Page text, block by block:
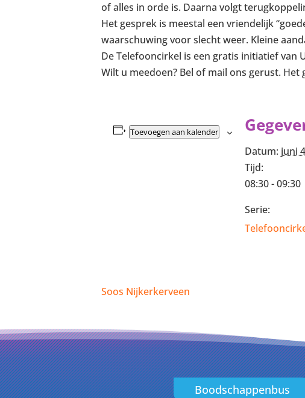
of alles in orde is. Daarna volgt
Het gesprek is meestal een vriendelijk
waarschuwing voor slecht weer. Kleine
De Telefooncirkel is een gratis initiatief van
Wilt u meedoen? Bel of mail ons gerust.
Toevoegen aan kalender
Datum: juni 4
Tijd:
08:30 - 09:30
Serie:
Soos Nijkerkerveen
Boodschappenbus